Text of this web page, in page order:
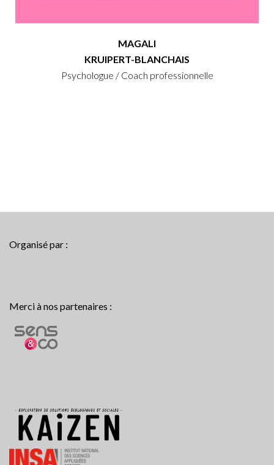
MAGALI
KRUIPERT-BLANCHAIS
Psychologue / Coach professionnelle
Organisé par :
Merci à nos partenaires :